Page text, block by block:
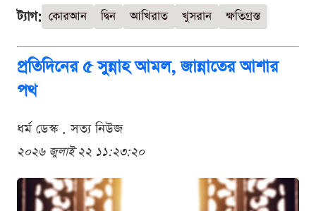
ট্যাগ: কোরআন দ্বিন আখিরাত খুসরান ক্ষতিগ্রস্ত
প্রতিদিনের ৫ সুন্নাহ আমল, জান্নাতের আশার
পথ
ধর্ম ডেস্ক . সত্য নিউজ
২০২৬ জুলাই ২২ ১১:২৩:২০